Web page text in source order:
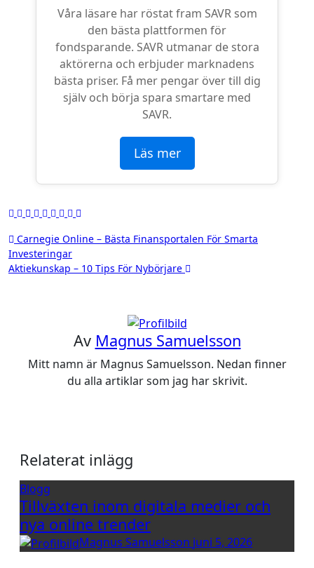
Våra läsare har röstat fram SAVR som
den bästa plattformen för
fondsparande. SAVR utmanar de stora
aktörerna och erbjuder marknadens
bästa priser. Få mer pengar över till dig
själv och börja spara smartare med
SAVR.
Läs mer
Inläggsnavigering
Carnegie Online – Bästa Finansportalen För Smarta
Investeringar
Aktiekunskap – 10 Tips För Nybörjare
Av Magnus Samuelsson
Mitt namn är Magnus Samuelsson. Nedan finner
du alla artiklar som jag har skrivit.
Relaterat inlägg
Blogg
Tillväxten inom digitala medier och
nya online trender
Magnus Samuelsson juni 5, 2026